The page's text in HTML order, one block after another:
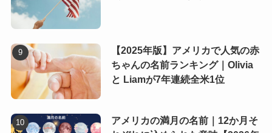
【2025年版】アメリカで人気の赤
ちゃんの名前ランキング｜Olivia
と Liamが7年連続全米1位
アメリカの満月の名前｜12か月そ